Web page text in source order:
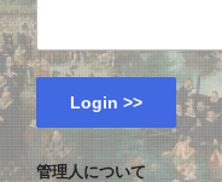
管理人について